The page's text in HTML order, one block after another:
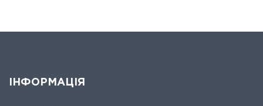
ІНФОРМАЦІЯ